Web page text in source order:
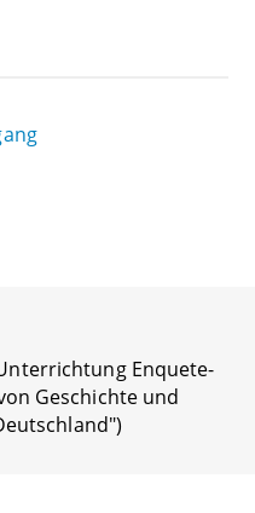
Enquete-
Geschichte und